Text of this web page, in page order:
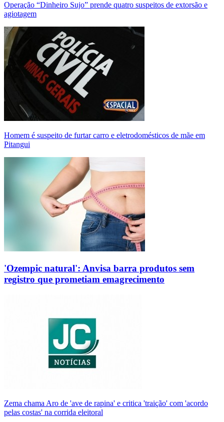
Operação “Dinheiro Sujo” prende quatro suspeitos de extorsão e
agiotagem
Homem é suspeito de furtar carro e eletrodomésticos de mãe em
Pitangui
'Ozempic natural': Anvisa barra produtos sem
registro que prometiam emagrecimento
Zema chama Aro de 'ave de rapina' e critica 'traição' com 'acordo
pelas costas' na corrida eleitoral